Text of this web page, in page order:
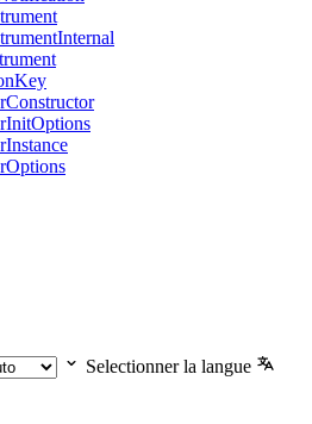
Selectionner la langue